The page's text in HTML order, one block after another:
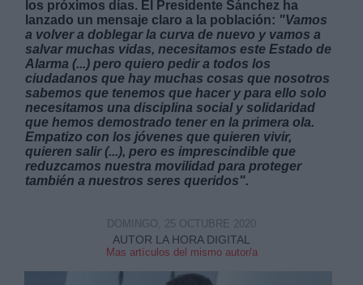
los próximos días. El Presidente Sánchez ha
lanzado un mensaje claro a la población: "Vamos
a volver a doblegar la curva de nuevo y vamos a
salvar muchas vidas, necesitamos este Estado de
Alarma (...) pero quiero pedir a todos los
ciudadanos que hay muchas cosas que nosotros
sabemos que tenemos que hacer y para ello solo
necesitamos una disciplina social y solidaridad
que hemos demostrado tener en la primera ola.
Empatizo con los jóvenes que quieren vivir,
quieren salir (...), pero es imprescindible que
reduzcamos nuestra movilidad para proteger
también a nuestros seres queridos".
AUTOR LA HORA DIGITAL
Mas artículos del mismo autor/a
DOMINGO, 25 OCTUBRE 2020
link
Información adicional
link